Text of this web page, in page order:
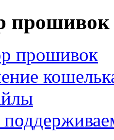
прошивок
прошивок